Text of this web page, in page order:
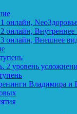
онлайн,
онлайн,
онлайн, Внешнее
2 уровень
Владимира и